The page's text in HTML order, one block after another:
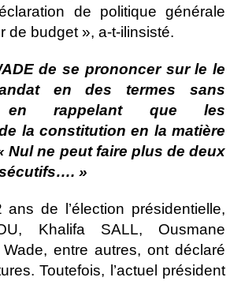
de politique générale
de budget », a-t-ilinsisté.
de se prononcer sur le le
en des termes sans
en rappelant que les
la constitution en la matière
Nul ne peut faire plus de deux
»
de l’élection présidentielle,
Khalifa SALL, Ousmane
entre autres, ont déclaré
Toutefois, l’actuel président